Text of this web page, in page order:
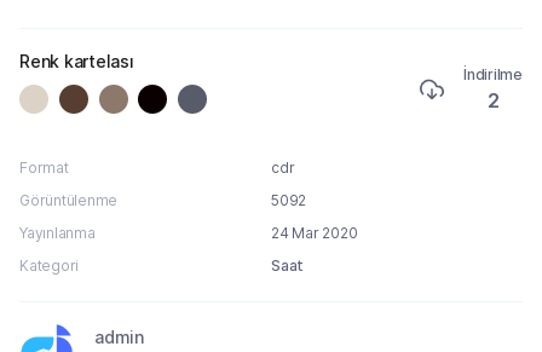
Renk kartelası
İndirilme
2
Format
cdr
Görüntülenme
5092
Yayınlanma
24 Mar 2020
Kategori
Saat
admin